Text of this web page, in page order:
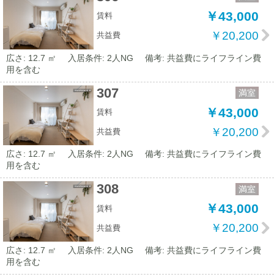
賃料 ￥43,000
共益費 ￥20,200
広さ: 12.7 ㎡ 入居条件: 2人NG
備考: 共益費にライフライン費
用を含む
307 満室
賃料 ￥43,000
共益費 ￥20,200
広さ: 12.7 ㎡ 入居条件: 2人NG
備考: 共益費にライフライン費
用を含む
308 満室
賃料 ￥43,000
共益費 ￥20,200
広さ: 12.7 ㎡ 入居条件: 2人NG
備考: 共益費にライフライン費
用を含む